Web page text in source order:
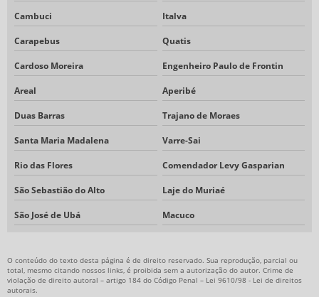
Cambuci Italva
Carapebus Quatis
Cardoso Moreira Engenheiro Paulo de Frontin
Areal Aperibé
Duas Barras Trajano de Moraes
Santa Maria Madalena Varre-Sai
Rio das Flores Comendador Levy Gasparian
São Sebastião do Alto Laje do Muriaé
São José de Ubá Macuco
O conteúdo do texto desta página é de direito reservado. Sua reprodução, parcial ou
total, mesmo citando nossos links, é proibida sem a autorização do autor. Crime de
violação de direito autoral – artigo 184 do Código Penal – Lei 9610/98 - Lei de direitos
autorais.